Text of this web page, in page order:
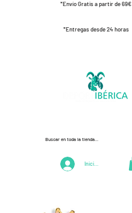
*Envío Gratis a partir de 69€
*Entregas desde 24 horas
Iniciar Sesión